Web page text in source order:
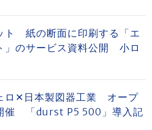
ト 紙の断面に印刷する「エ
」のサービス資料公開 小ロ
ロ✕日本製図器工業 オープ
催 「durst P5 500」導入記